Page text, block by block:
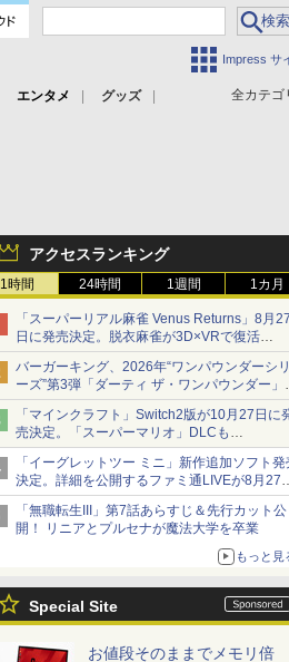
Impress サ
全カテゴ
エンタメ
グッズ
アクセスランキング
1時間 24時間 1週間 1カ月
「スーパーリアル麻雀 Venus Returns」8月27
日に発売決定。脱衣麻雀が3D×VRで復活
発売から2週間は20%オフになるセールが実
バーガーキング、2026年“ワンパウンダーシリ
ーズ”第3弾「ダーティ ザ・ワンパウンダー」
8月7日発売
「特製ガーリックマヨソース」を使用した超
型チーズバーガー
「マインクラフト」Switch2版が10月27日に
売決定。「スーパーマリオ」DLCも
Switch版からのアップグレードも可能に
「イーグレットツー ミニ」新作追加ソフト発
決定。詳細を公開するファミ通LIVEが8月27
20時から配信
シリーズ累計100タイトルへ
「無職転生III」第7話あらすじ＆先行カット公
開！ リニアとプルセナが魔法大学を卒業
もっと見
Special Site
お値段そのままでメモリ倍